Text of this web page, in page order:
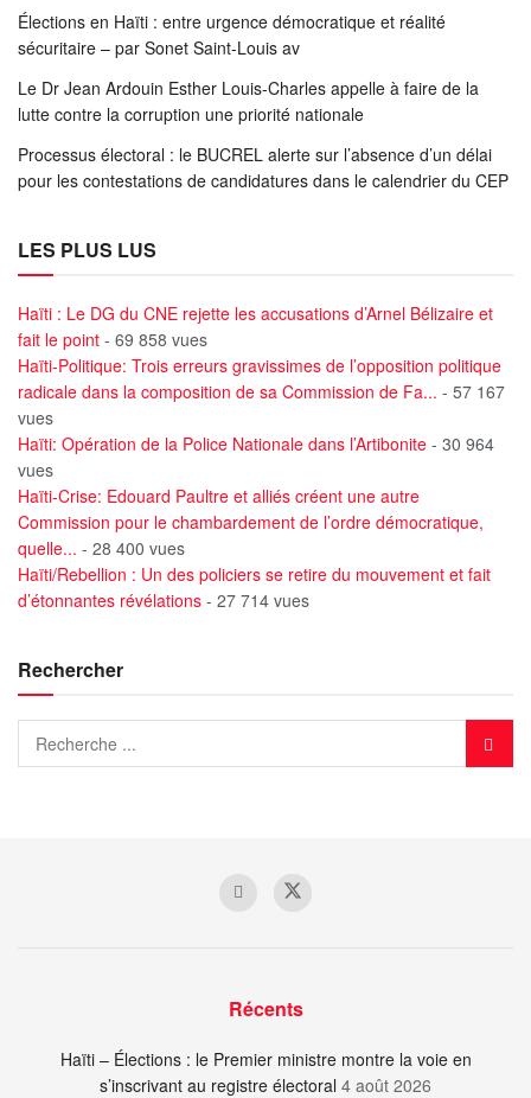
Élections en Haïti : entre urgence démocratique et réalité
sécuritaire – par Sonet Saint-Louis av
Le Dr Jean Ardouin Esther Louis-Charles appelle à faire de la
lutte contre la corruption une priorité nationale
Processus électoral : le BUCREL alerte sur l’absence d’un délai
pour les contestations de candidatures dans le calendrier du CEP
LES PLUS LUS
Haïti : Le DG du CNE rejette les accusations d’Arnel Bélizaire et
fait le point - 69 858 vues
Haïti-Politique: Trois erreurs gravissimes de l’opposition politique
radicale dans la composition de sa Commission de Fa... - 57 167
vues
Haïti: Opération de la Police Nationale dans l’Artibonite - 30 964
vues
Haïti-Crise: Edouard Paultre et alliés créent une autre
Commission pour le chambardement de l’ordre démocratique,
quelle... - 28 400 vues
Haïti/Rebellion : Un des policiers se retire du mouvement et fait
d’étonnantes révélations - 27 714 vues
Rechercher
Récents
Haïti – Élections : le Premier ministre montre la voie en
s’inscrivant au registre électoral 4 août 2026